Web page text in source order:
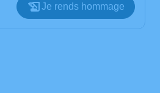
Je rends hommage